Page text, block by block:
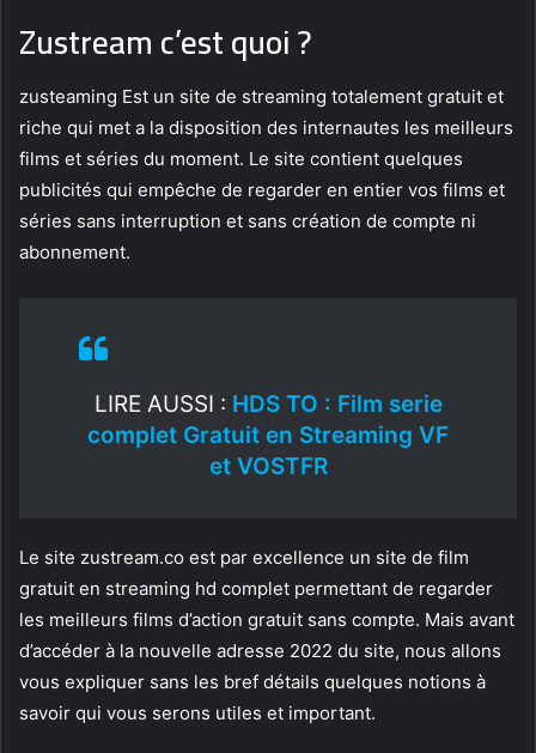
Zustream c’est quoi ?
zusteaming Est un site de streaming totalement gratuit et
riche qui met a la disposition des internautes les meilleurs
films et séries du moment. Le site contient quelques
publicités qui empêche de regarder en entier vos films et
séries sans interruption et sans création de compte ni
abonnement.
LIRE AUSSI : HDS TO : Film serie
complet Gratuit en Streaming VF
et VOSTFR
Le site zustream.co est par excellence un site de film
gratuit en streaming hd complet permettant de regarder
les meilleurs films d’action gratuit sans compte. Mais avant
d’accéder à la nouvelle adresse 2022 du site, nous allons
vous expliquer sans les bref détails quelques notions à
savoir qui vous serons utiles et important.